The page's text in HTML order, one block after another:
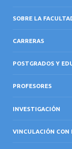
SOBRE LA
CARRERAS
POSTGRADOS Y
PROFESORES
INVESTIGACIÓN
VINCULACIÓN CON